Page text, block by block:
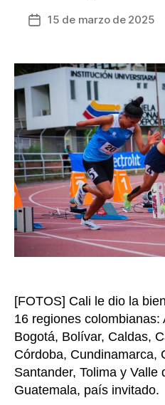
Fecha
entrada
15 de marzo de 2025
[FOTOS] Cali le dio la
16 regiones colombianas:
Bogotá, Bolívar, Caldas,
Córdoba, Cundinamarca,
Santander, Tolima y
Guatemala, país invitado.